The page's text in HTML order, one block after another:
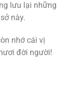
lưu lại những
này.
nhớ cái vị
đời người!